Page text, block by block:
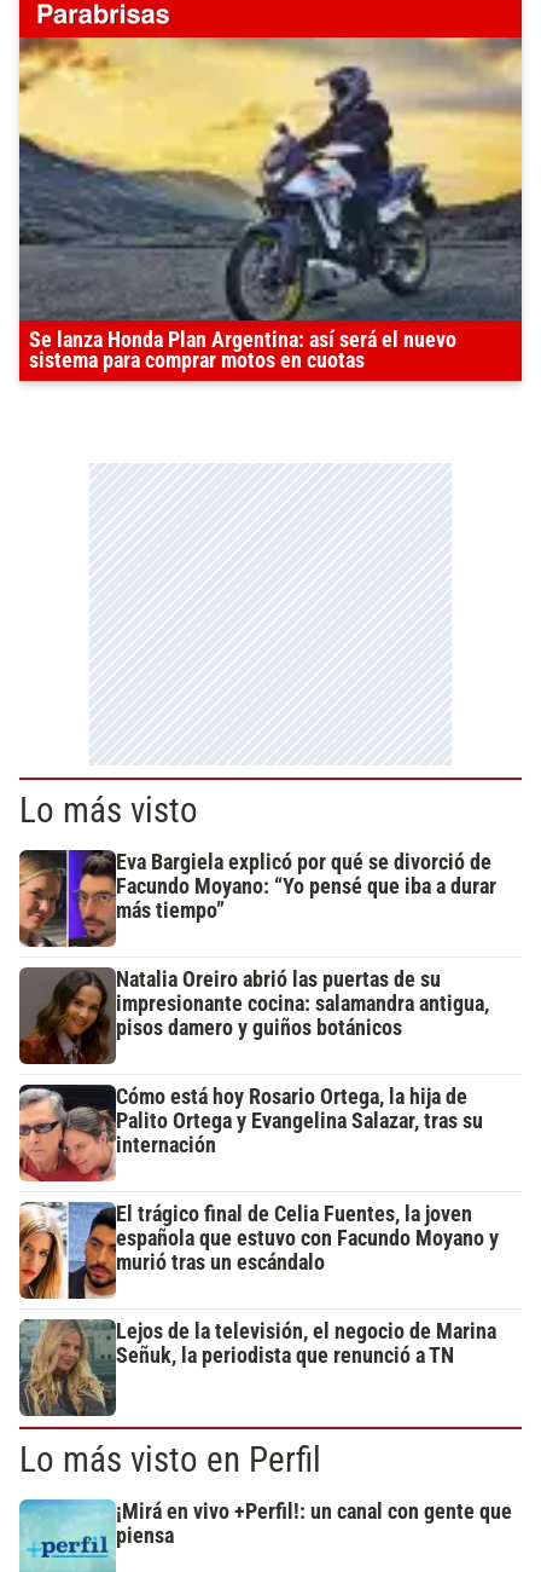
Se lanza Honda Plan Argentina: así será el nuevo
sistema para comprar motos en cuotas
Lo más visto
Eva Bargiela explicó por qué se divorció de
Facundo Moyano: “Yo pensé que iba a durar
más tiempo”
Natalia Oreiro abrió las puertas de su
impresionante cocina: salamandra antigua,
pisos damero y guiños botánicos
Cómo está hoy Rosario Ortega, la hija de
Palito Ortega y Evangelina Salazar, tras su
internación
El trágico final de Celia Fuentes, la joven
española que estuvo con Facundo Moyano y
murió tras un escándalo
Lejos de la televisión, el negocio de Marina
Señuk, la periodista que renunció a TN
Lo más visto en Perfil
¡Mirá en vivo +Perfil!: un canal con gente que
piensa